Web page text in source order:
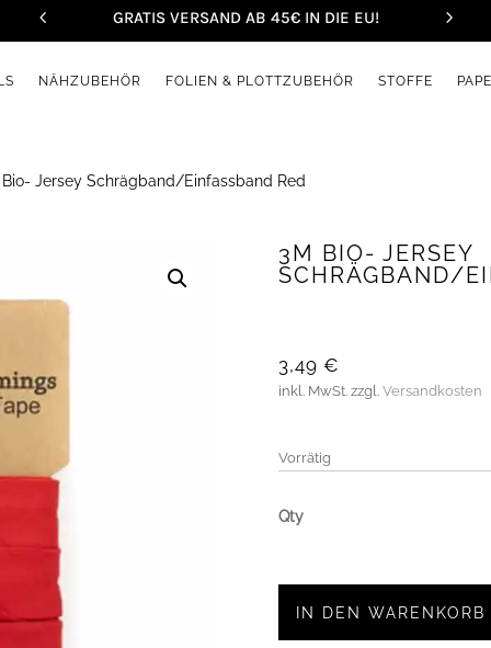
GRATIS VERSAND AB 45€ IN DIE EU!
NÄHZUBEHÖR FOLIEN & PLOTTZUBEHÖR STOFFE
Jersey Schrägband/Einfassband Red
3M BIO- JERSEY
SCHRÄGBAND/
3,49 €
inkl. MwSt. zzgl. Versandkosten
Vorrätig
IN DEN WARENKORB